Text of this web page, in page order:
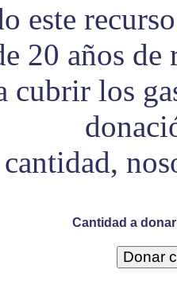
este
20 años
cubrir los
Cantidad a